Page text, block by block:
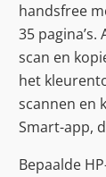
handsfree
35
scan en
het
scannen en
Smart-app,
Bepaalde